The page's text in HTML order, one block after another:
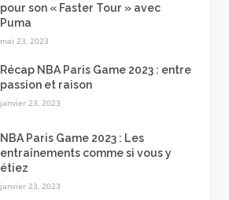
pour son « Faster Tour » avec
Puma
mai 23, 2023
Récap NBA Paris Game 2023 : entre
passion et raison
janvier 23, 2023
NBA Paris Game 2023 : Les
entraînements comme si vous y
étiez
janvier 23, 2023